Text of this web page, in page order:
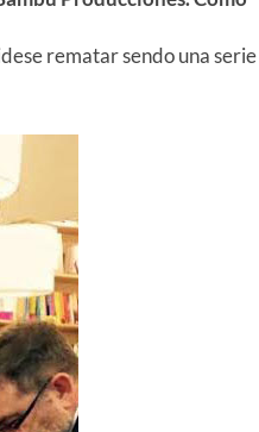
rematar sendo una serie